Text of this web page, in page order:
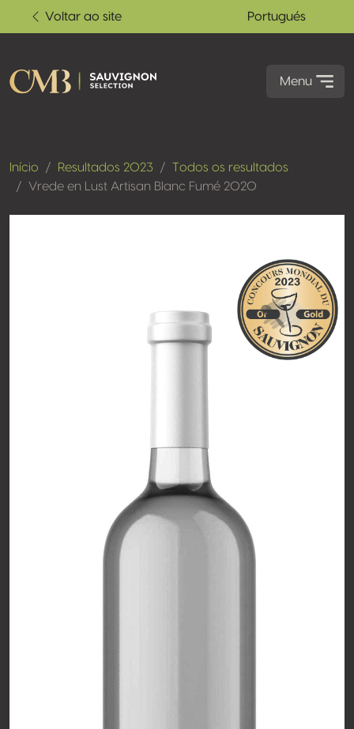
Voltar ao site Portugués
Menu
Início Resultados 2023
Todos os resultados
Vrede en Lust Artisan Blanc Fumé 2020